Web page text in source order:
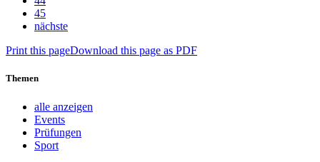
45
nächste
Print this pageDownload this page as PDF
Themen
alle anzeigen
Events
Prüfungen
Sport